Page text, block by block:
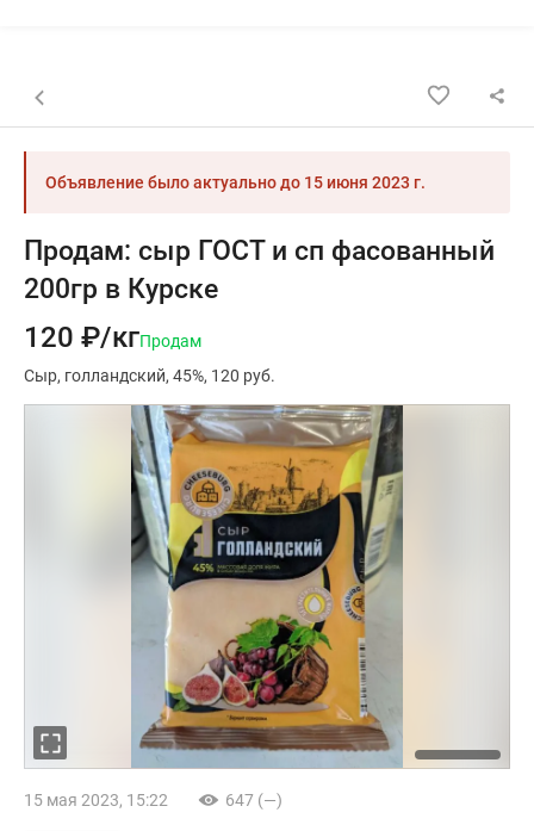
Назад к списку объявлений
Объявление было актуально до 15 июня 2023 г.
Продам: сыр ГОСТ и сп фасованный
200гр в Курске
120 ₽/кгПродам
Сыр голландский 45% 120 руб.
15 мая 2023, 15:22 647 (—)